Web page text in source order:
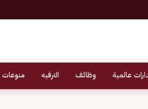
عالمية وظائف الترفيه منوعات